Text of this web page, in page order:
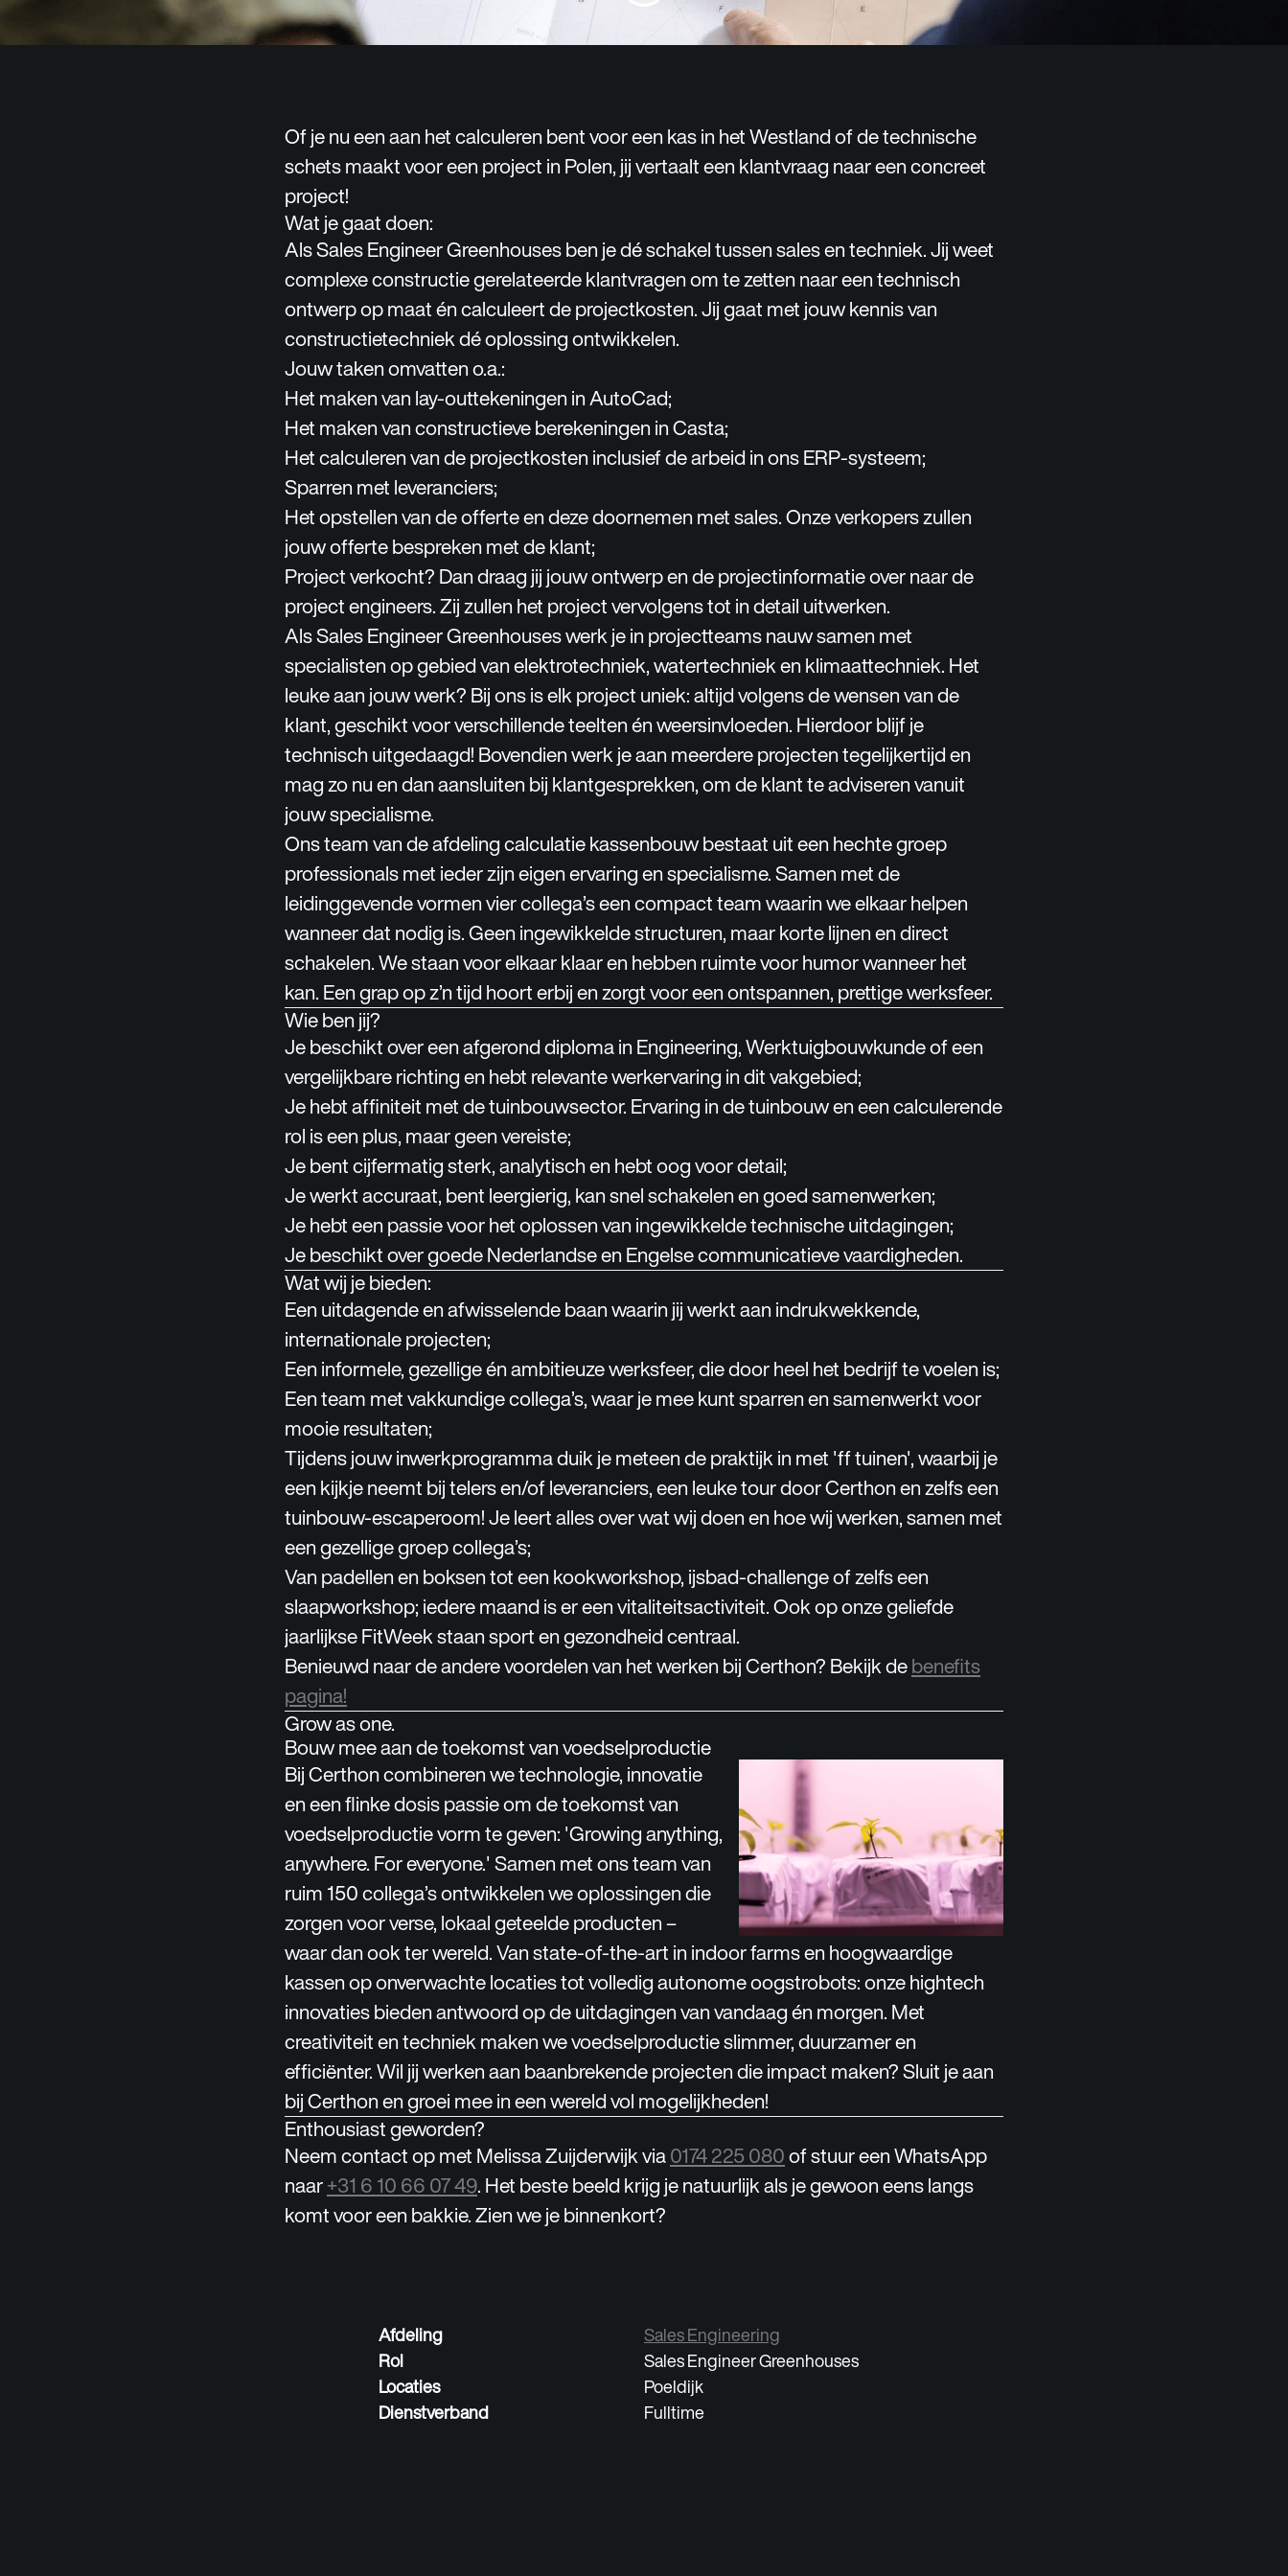
Of je nu een aan het calculeren bent voor een kas in het Westland of de technische
schets maakt voor een project in Polen, jij vertaalt een klantvraag naar een concreet
project!
Wat je gaat doen:
Als Sales Engineer Greenhouses ben je dé schakel tussen sales en techniek. Jij weet
complexe constructie gerelateerde klantvragen om te zetten naar een technisch
ontwerp op maat én calculeert de projectkosten. Jij gaat met jouw kennis van
constructietechniek dé oplossing ontwikkelen.
Jouw taken omvatten o.a.:
Het maken van lay-outtekeningen in AutoCad;
Het maken van constructieve berekeningen in Casta;
Het calculeren van de projectkosten inclusief de arbeid in ons ERP-systeem;
Sparren met leveranciers;
Het opstellen van de offerte en deze doornemen met sales. Onze verkopers zullen
jouw offerte bespreken met de klant;
Project verkocht? Dan draag jij jouw ontwerp en de projectinformatie over naar de
project engineers. Zij zullen het project vervolgens tot in detail uitwerken.
Als Sales Engineer Greenhouses werk je in projectteams nauw samen met
specialisten op gebied van elektrotechniek, watertechniek en klimaattechniek. Het
leuke aan jouw werk? Bij ons is elk project uniek: altijd volgens de wensen van de
klant, geschikt voor verschillende teelten én weersinvloeden. Hierdoor blijf je
technisch uitgedaagd! Bovendien werk je aan meerdere projecten tegelijkertijd en
mag zo nu en dan aansluiten bij klantgesprekken, om de klant te adviseren vanuit
jouw specialisme.
Ons team van de afdeling calculatie kassenbouw bestaat uit een hechte groep
professionals met ieder zijn eigen ervaring en specialisme. Samen met de
leidinggevende vormen vier collega’s een compact team waarin we elkaar helpen
wanneer dat nodig is. Geen ingewikkelde structuren, maar korte lijnen en direct
schakelen. We staan voor elkaar klaar en hebben ruimte voor humor wanneer het
kan. Een grap op z’n tijd hoort erbij en zorgt voor een ontspannen, prettige werksfeer.
Wie ben jij?
Je beschikt over een afgerond diploma in Engineering, Werktuigbouwkunde of een
vergelijkbare richting en hebt relevante werkervaring in dit vakgebied;
Je hebt affiniteit met de tuinbouwsector. Ervaring in de tuinbouw en een calculerende
rol is een plus, maar geen vereiste;
Je bent cijfermatig sterk, analytisch en hebt oog voor detail;
Je werkt accuraat, bent leergierig, kan snel schakelen en goed samenwerken;
Je hebt een passie voor het oplossen van ingewikkelde technische uitdagingen;
Je beschikt over goede Nederlandse en Engelse communicatieve vaardigheden.
Wat wij je bieden:
Een uitdagende en afwisselende baan waarin jij werkt aan indrukwekkende,
internationale projecten;
Een informele, gezellige én ambitieuze werksfeer, die door heel het bedrijf te voelen is;
Een team met vakkundige collega’s, waar je mee kunt sparren en samenwerkt voor
mooie resultaten;
Tijdens jouw inwerkprogramma duik je meteen de praktijk in met 'ff tuinen', waarbij je
een kijkje neemt bij telers en/of leveranciers, een leuke tour door Certhon en zelfs een
tuinbouw-escaperoom! Je leert alles over wat wij doen en hoe wij werken, samen met
een gezellige groep collega’s;
Van padellen en boksen tot een kookworkshop, ijsbad-challenge of zelfs een
slaapworkshop; iedere maand is er een vitaliteitsactiviteit. Ook op onze geliefde
jaarlijkse FitWeek staan sport en gezondheid centraal.
Benieuwd naar de andere voordelen van het werken bij Certhon? Bekijk debenefits
pagina!
Grow as one.
Bouw mee aan de toekomst van voedselproductie
Bij Certhon combineren we technologie, innovatie
en een flinke dosis passie om de toekomst van
voedselproductie vorm te geven: 'Growing anything,
anywhere. For everyone.' Samen met ons team van
ruim 150 collega’s ontwikkelen we oplossingen die
zorgen voor verse, lokaal geteelde producten –
waar dan ook ter wereld. Van state-of-the-art in indoor farms en hoogwaardige
kassen op onverwachte locaties tot volledig autonome oogstrobots: onze hightech
innovaties bieden antwoord op de uitdagingen van vandaag én morgen. Met
creativiteit en techniek maken we voedselproductie slimmer, duurzamer en
efficiënter. Wil jij werken aan baanbrekende projecten die impact maken? Sluit je aan
bij Certhon en groei mee in een wereld vol mogelijkheden!
Enthousiast geworden?
Neem contact op met Melissa Zuijderwijk via0174 225 080of stuur een WhatsApp
naar+31 6 10 66 07 49. Het beste beeld krijg je natuurlijk als je gewoon eens langs
komt voor een bakkie. Zien we je binnenkort?
Afdeling
Sales Engineering
Rol
Sales Engineer Greenhouses
Locaties
Poeldijk
Dienstverband
Fulltime